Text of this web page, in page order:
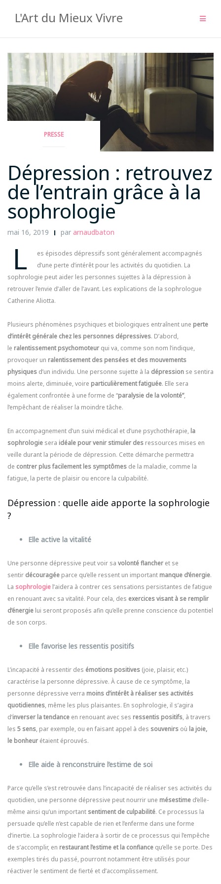
L'Art du Mieux Vivre
PRESSE
Dépression : retrouvez
de l’entrain grâce à la
sophrologie
mai 16, 2019 par arnaudbaton
L
es épisodes dépressifs sont généralement accompagnés
d’une perte d’intérêt pour les activités du quotidien. La
sophrologie peut aider les personnes sujettes à la dépression à
retrouver l’envie d’aller de l’avant. Les explications de la sophrologue
Catherine Aliotta.
Plusieurs phénomènes psychiques et biologiques entraînent une perte
d’intérêt générale chez les personnes dépressives. D’abord,
le ralentissement psychomoteur qui va, comme son nom l’indique,
provoquer un ralentissement des pensées et des mouvements
physiques d’un individu. Une personne sujette à la dépression se sentira
moins alerte, diminuée, voire particulièrement fatiguée. Elle sera
également confrontée à une forme de “paralysie de la volonté”,
l’empêchant de réaliser la moindre tâche.
En accompagnement d’un suivi médical et d’une psychothérapie, la
sophrologie sera idéale pour venir stimuler des ressources mises en
veille durant la période de dépression. Cette démarche permettra
de contrer plus facilement les symptômes de la maladie, comme la
fatigue, la perte de plaisir ou encore la culpabilité.
Dépression : quelle aide apporte la sophrologie
?
Elle active la vitalité
Une personne dépressive peut voir sa volonté flancher et se
sentir découragée parce qu’elle ressent un important manque d’énergie.
La sophrologie l’aidera à contrer ces sensations persistantes de fatigue
en renouant avec sa vitalité. Pour cela, des exercices visant à se remplir
d’énergie lui seront proposés afin qu’elle prenne conscience du potentiel
de son corps.
Elle favorise les ressentis positifs
L’incapacité à ressentir des émotions positives (joie, plaisir, etc.)
caractérise la personne dépressive. À cause de ce symptôme, la
personne dépressive verra moins d’intérêt à réaliser ses activités
quotidiennes, même les plus plaisantes. En sophrologie, il s’agira
d’inverser la tendance en renouant avec ses ressentis positifs, à travers
les 5 sens, par exemple, ou en faisant appel à des souvenirs où la joie,
le bonheur étaient éprouvés.
Elle aide à renconstruire l’estime de soi
Parce qu’elle s’est retrouvée dans l’incapacité de réaliser ses activités du
quotidien, une personne dépressive peut nourrir une mésestime d’elle-
même ainsi qu’un important sentiment de culpabilité. Ce processus la
persuade qu’elle n’est capable de rien et l’enferme dans une forme
d’inertie. La sophrologie l’aidera à sortir de ce processus qui l’empêche
de s’accomplir, en restaurant l’estime et la confiance qu’elle se porte. Des
exemples tirés du passé, pourront notamment être utilisés pour
réactiver le sentiment de fierté et d’accomplissement.